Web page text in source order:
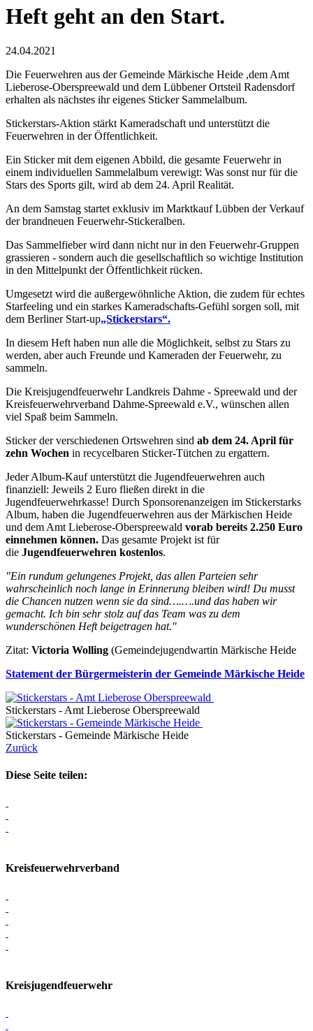
Heft geht an den Start.
24.04.2021
Die Feuerwehren aus der Gemeinde Märkische Heide ,dem Amt
Lieberose-Oberspreewald und dem Lübbener Ortsteil Radensdorf
erhalten als nächstes ihr eigenes Sticker Sammelalbum.
Stickerstars-Aktion stärkt Kameradschaft und unterstützt die
Feuerwehren in der Öffentlichkeit.
Ein Sticker mit dem eigenen Abbild, die gesamte Feuerwehr in
einem individuellen Sammelalbum verewigt: Was sonst nur für die
Stars des Sports gilt, wird ab dem 24. April Realität.
An dem Samstag startet exklusiv im Marktkauf Lübben der Verkauf
der brandneuen Feuerwehr-Stickeralben.
Das Sammelfieber wird dann nicht nur in den Feuerwehr-Gruppen
grassieren - sondern auch die gesellschaftlich so wichtige Institution
in den Mittelpunkt der Öffentlichkeit rücken.
Umgesetzt wird die außergewöhnliche Aktion, die zudem für echtes
Starfeeling und ein starkes Kameradschafts-Gefühl sorgen soll, mit
dem Berliner Start-up„Stickerstars“.
In diesem Heft haben nun alle die Möglichkeit, selbst zu Stars zu
werden, aber auch Freunde und Kameraden der Feuerwehr, zu
sammeln.
Die Kreisjugendfeuerwehr Landkreis Dahme - Spreewald und der
Kreisfeuerwehrverband Dahme-Spreewald e.V., wünschen allen
viel Spaß beim Sammeln.
Sticker der verschiedenen Ortswehren sind ab dem 24. April für
zehn Wochen in recycelbaren Sticker-Tütchen zu ergattern.
Jeder Album-Kauf unterstützt die Jugendfeuerwehren auch
finanziell: Jeweils 2 Euro fließen direkt in die
Jugendfeuerwehrkasse! Durch Sponsorenanzeigen im Stickerstarks
Album, haben die Jugendfeuerwehren aus der Märkischen Heide
und dem Amt Lieberose-Oberspreewald vorab bereits 2.250 Euro
einnehmen können. Das gesamte Projekt ist für
die Jugendfeuerwehren kostenlos.
"Ein rundum gelungenes Projekt, das allen Parteien sehr
wahrscheinlich noch lange in Erinnerung bleiben wird! Du musst
die Chancen nutzen wenn sie da sind….….und das haben wir
gemacht. Ich bin sehr stolz auf das Team was zu dem
wunderschönen Heft beigetragen hat."
Zitat: Victoria Wolling (Gemeindejugendwartin Märkische Heide
Statement der Bürgermeisterin der Gemeinde Märkische Heide
Stickerstars - Amt Lieberose Oberspreewald
Stickerstars - Gemeinde Märkische Heide
Zurück
Diese Seite teilen:
Kreisfeuerwehrverband
Kreisjugendfeuerwehr